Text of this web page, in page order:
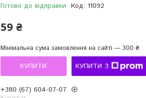
Готово до відправки Код: 11092
59 ₴
Мінімальна сума замовлення на сайті — 300 ₴
КУПИТИ КУПИТИ З
+380 (67) 604-07-07